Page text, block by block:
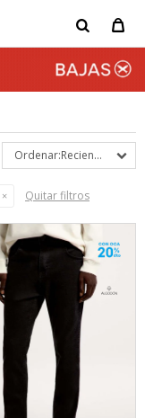
Recientes
Quitar filtros